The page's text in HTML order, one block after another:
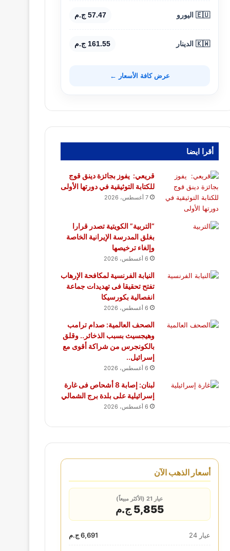
🇪🇺 اليورو 57.47 ج.م
🇰🇼 الدينار 161.55 ج.م
عرض كافة الأسعار ←
أقرا ايضا
قريعي: يفوز بجائزة دينق قوج
للكتابة التوثيقية في دورتها الأولى
7 أغسطس، 2026
“التربية” الكويتية تصدر قرارا
بغلق المدرسة الإيرانية الخاصة
وإلغاء ترخيصها
6 أغسطس، 2026
النيابة الفرنسية لمكافحة الإرهاب
تفتح تحقيقا فى تهديدات جماعة
انفصالية بكورسيكا
6 أغسطس، 2026
الصحف العالمية: صدام ترامب
وهيجسيث بسبب الذخائر.. وقلق
بالكونجرس من شراكة أقوى مع
إسرائيل..
6 أغسطس، 2026
لبنان: إصابة 8 أشحاص فى غارة
إسرائيلية على بلدة برج الشمالي
6 أغسطس، 2026
أسعار الذهب الآن
عيار 21 (الأكثر مبيعاً)
5,855 ج.م
عيار 24 6,691 ج.م